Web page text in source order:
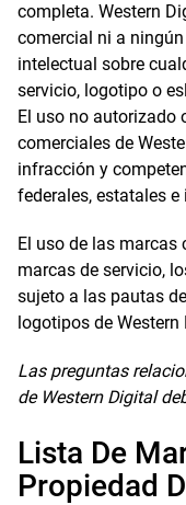
completa. Western
comercial ni a
intelectual sobre
servicio, logotipo o
El uso no autorizado
comerciales de
infracción y
federales, estatales
El uso de las marcas
marcas de servicio,
sujeto a las pautas
logotipos de
Las preguntas
de Western Digital
Lista De
Propiedad